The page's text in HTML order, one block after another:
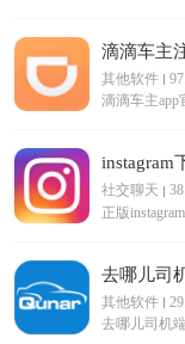
滴滴车主
其他软件
滴滴车主
instagram
社交聊天
正版
去哪儿司
其他软件
去哪儿司机